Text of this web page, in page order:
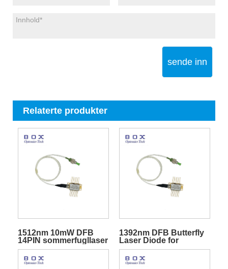
sende inn
Relaterte produkter
1512nm 10mW DFB
14PIN sommerfugllaser
for NH3-sensing
1392nm DFB Butterfly
Laser Diode for
fuktighet H2O sensing